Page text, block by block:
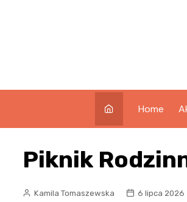
Home
Piknik
Kamila Tomaszewska 6 lipca 2026